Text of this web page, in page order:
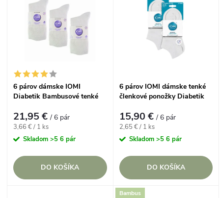
e
p
o
Najpredávanejšie
s
p
o
d
6 párov dámske IOMI
Diabetik Bambusové tenké
21,95 €/ 6 pár
Jednotková
cena:
3,66 € / 1 ks
Skladom >5 6 pár
DO KOŠÍKA
6 párov IOMI dámske tenké
členkové ponožky Diabetik
15,90 €/ 6 pár
Jednotková
cena:
2,65 € / 1 ks
Skladom >5 6 pár
DO KOŠÍKA
Bambus